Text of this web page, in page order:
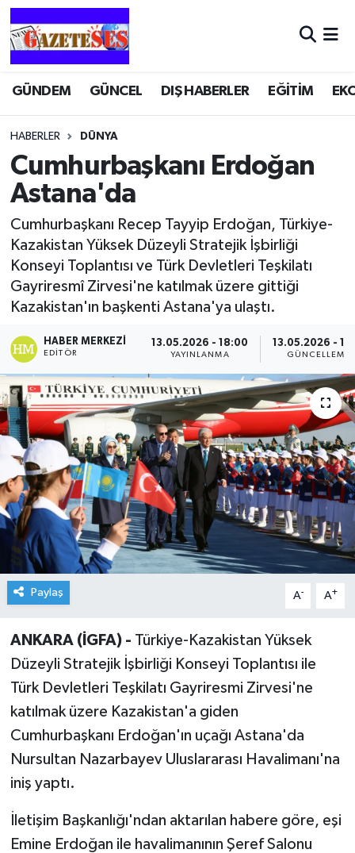
GÜNDEM GÜNCEL DIŞ HABERLER EĞİTİM
HABERLER DÜNYA
Cumhurbaşkanı Erdoğan
Astana'da
Cumhurbaşkanı Recep Tayyip Erdoğan, Türkiye-
Kazakistan Yüksek Düzeyli Stratejik İşbirliği
Konseyi Toplantısı ve Türk Devletleri Teşkilatı
Gayriresmî Zirvesi'ne katılmak üzere gittiği
Kazakistan'ın başkenti Astana'ya ulaştı.
HABER MERKEZI
EDITÖR
13.05.2026 - 18:00
YAYINLANMA
13.05.2026 -
GÜNCELLEME
Paylaş A- A+
ANKARA (İGFA) - Türkiye-Kazakistan Yüksek
Düzeyli Stratejik İşbirliği Konseyi Toplantısı ile
Türk Devletleri Teşkilatı Gayriresmi Zirvesi'ne
katılmak üzere Kazakistan'a giden
Cumhurbaşkanı Erdoğan'ın uçağı Astana'da
Nursultan Nazarbayev Uluslararası Havalimanı'na
iniş yaptı.
İletişim Başkanlığı'ndan aktarılan habere göre, eşi
Emine Erdoğan ile havalimanının Şeref Salonu